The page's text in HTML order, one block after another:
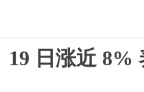
19 日涨近 8%